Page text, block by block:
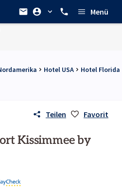
Menü
Hotel USA Hotel Florida
Teilen Favorit
Kissimmee by